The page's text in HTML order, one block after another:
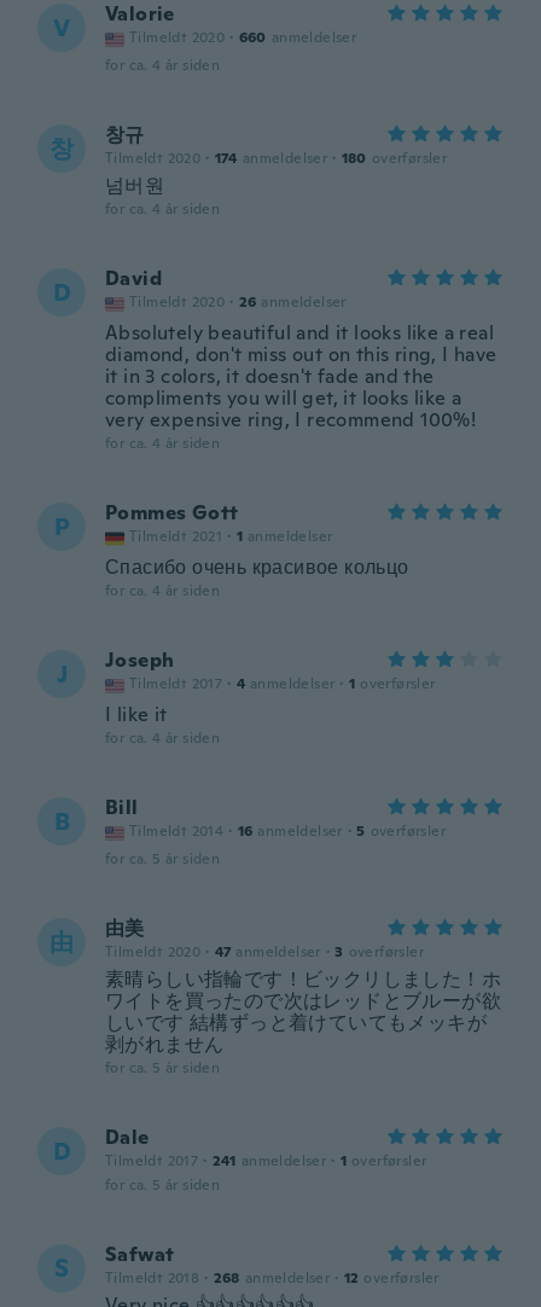
V Valorie
Tilmeldt 2020 · 660 anmeldelser
for ca. 4 år siden
창 창규
Tilmeldt 2020 · 174 anmeldelser · 180 overførsler
넘버원
for ca. 4 år siden
D David
Tilmeldt 2020 · 26 anmeldelser
Absolutely beautiful and it looks like a real
diamond, don't miss out on this ring, I have
it in 3 colors, it doesn't fade and the
compliments you will get, it looks like a
very expensive ring, I recommend 100%!
for ca. 4 år siden
P Pommes Gott
Tilmeldt 2021 · 1 anmeldelser
Спасибо очень красивое кольцо
for ca. 4 år siden
J Joseph
Tilmeldt 2017 · 4 anmeldelser · 1 overførsler
I like it
for ca. 4 år siden
B Bill
Tilmeldt 2014 · 16 anmeldelser · 5 overførsler
for ca. 5 år siden
由 由美
Tilmeldt 2020 · 47 anmeldelser · 3 overførsler
素晴らしい指輪です！ビックリしました！ホ
ワイトを買ったので次はレッドとブルーが欲
しいです 結構ずっと着けていてもメッキが
剥がれません
for ca. 5 år siden
D Dale
Tilmeldt 2017 · 241 anmeldelser · 1 overførsler
for ca. 5 år siden
S Safwat
Tilmeldt 2018 · 268 anmeldelser · 12 overførsler